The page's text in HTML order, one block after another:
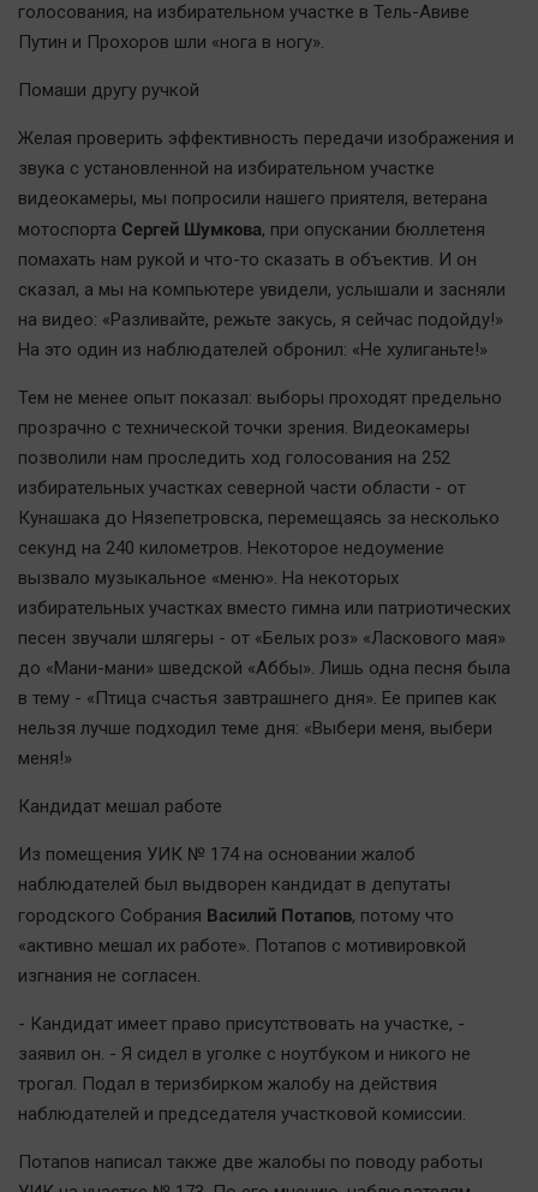
голосования, на избирательном участке в Тель-Авиве
Путин и Прохоров шли «нога в ногу».
Помаши другу ручкой
Желая проверить эффективность передачи изображения и
звука с установленной на избирательном участке
видеокамеры, мы попросили нашего приятеля, ветерана
мотоспорта Сергей Шумкова, при опускании бюллетеня
помахать нам рукой и что-то сказать в объектив. И он
сказал, а мы на компьютере увидели, услышали и засняли
на видео: «Разливайте, режьте закусь, я сейчас подойду!»
На это один из наблюдателей обронил: «Не хулиганьте!»
Тем не менее опыт показал: выборы проходят предельно
прозрачно с технической точки зрения. Видеокамеры
позволили нам проследить ход голосования на 252
избирательных участках северной части области - от
Кунашака до Нязепетровска, перемещаясь за несколько
секунд на 240 километров. Некоторое недоумение
вызвало музыкальное «меню». На некоторых
избирательных участках вместо гимна или патриотических
песен звучали шлягеры - от «Белых роз» «Ласкового мая»
до «Мани-мани» шведской «Аббы». Лишь одна песня была
в тему - «Птица счастья завтрашнего дня». Ее припев как
нельзя лучше подходил теме дня: «Выбери меня, выбери
меня!»
Кандидат мешал работе
Из помещения УИК № 174 на основании жалоб
наблюдателей был выдворен кандидат в депутаты
городского Собрания Василий Потапов, потому что
«активно мешал их работе». Потапов с мотивировкой
изгнания не согласен.
- Кандидат имеет право присутствовать на участке, -
заявил он. - Я сидел в уголке с ноутбуком и никого не
трогал. Подал в теризбирком жалобу на действия
наблюдателей и председателя участковой комиссии.
Потапов написал также две жалобы по поводу работы